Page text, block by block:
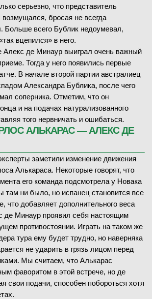
серьезно, что представитель
возмущался, бросая не всегда
Больше всего Бублик недоумевал,
вцепился» в него.
Алекс де Минаур выиграл очень важный
Тогда у него появились первые
В начале второй партии австралиец
Александра Бублика, после чего
соперника. Отметим, что он
и на подачах натурализованного
того нервничать и ошибаться.
АЛЬКАРАС — АЛЕКС ДЕ
заметили изменение движения
Алькараса. Некоторые говорят, что
его команда подсмотрела у Новака
там ни было, но испанец становится все
что добавляет дополнительного веса
де Минаур проявил себя настоящим
противостоянии. Играть на таком же
тура ему будет трудно, но наверняка
не ударить в грязь лицом перед
Мы считаем, что Алькарас
фаворитом в этой встрече, но де
свои подачи, способен побороться хотя